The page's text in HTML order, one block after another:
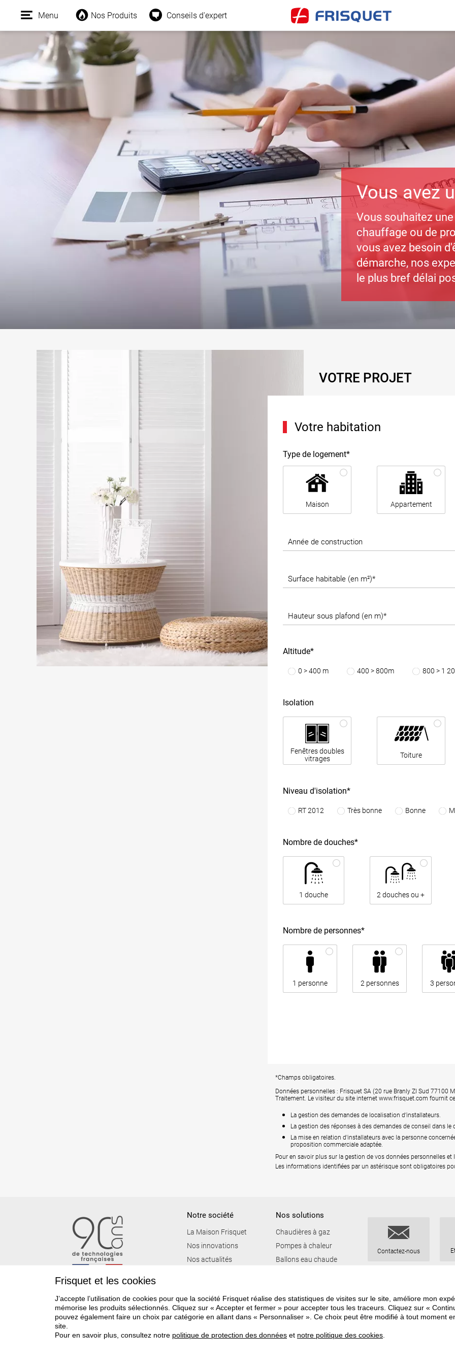
Menu Nos Produits Conseils d'expert
Vous avez
Vous souhaitez
chauffage ou de
vous avez besoin
démarche, nos
le plus bref délai
VOTRE PROJET
Votre habitation
Type de logement*
Maison Appartement
Année de construction
Surface habitable (en m²)*
Hauteur sous plafond (en m)*
Altitude*
0 > 400 m 400 > 800m 800 > 1
Isolation
Fenêtres doubles
vitrages
Toiture
Niveau d'isolation*
RT 2012 Très bonne Bonne
Nombre de douches*
1 douche 2 douches ou +
Nombre de personnes*
1 personne 2 personnes 3
*Champs obligatoires.
Données personnelles : Frisquet SA (20 rue Branly ZI Sud 77100
Traitement. Le visiteur du site internet www.frisquet.com fournit
La gestion des demandes de localisation d’installateurs.
La gestion des réponses à des demandes de conseil dans
La mise en relation d'installateurs avec la personne
proposition commerciale adaptée.
Pour en savoir plus sur la gestion de vos données personnelles et
Les informations identifiées par un astérisque sont obligatoires
Notre société
La Maison Frisquet
Nos innovations
Nos actualités
Nos solutions
Chaudières à gaz
Pompes à chaleur
Ballons eau chaude
Chaufferies HPE
Frisquet Connect
Contactez-nous
Frisquet et les cookies
J’accepte l’utilisation de cookies pour que la société Frisquet réalise des statistiques de visites sur le site, améliore mon
mémorise les produits sélectionnés. Cliquez sur « Accepter et fermer » pour accepter tous les traceurs. Cliquez sur «
pouvez également faire un choix par catégorie en allant dans « Personnaliser ». Ce choix peut être modifié à tout moment
site.
Pour en savoir plus, consultez notre politique de protection des données et notre politique des cookies